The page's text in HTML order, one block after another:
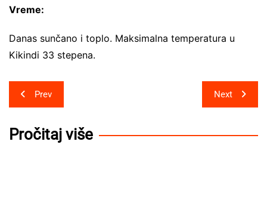
Vreme:
Danas sunčano i toplo. Maksimalna temperatura u
Kikindi 33 stepena.
Post
navigation
Prev Next
Pročitaj više